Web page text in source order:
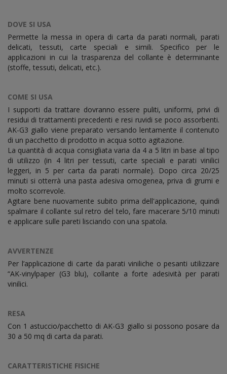
DOVE SI USA
Permette la messa in opera di carta da parati normali, parati
delicati, tessuti, carte speciali e simili. Specifico per le
applicazioni in cui la trasparenza del collante è determinante
(stoffe, tessuti, delicati, etc.).
COME SI USA
I supporti da trattare dovranno essere puliti, uniformi, privi di
residui di trattamenti precedenti e resi ruvidi se poco assorbenti.
AK-G3 giallo viene preparato versando lentamente il contenuto
di un pacchetto di prodotto in acqua sotto agitazione.
La quantità di acqua consigliata varia da 4 a 5 litri in base al tipo
di utilizzo (in 4 litri per tessuti, carte speciali e parati vinilici
leggeri, in 5 per carta da parati normale). Dopo circa 20/25
minuti si otterrà una pasta adesiva omogenea, priva di grumi e
molto scorrevole.
Agitare bene nuovamente subito prima dell'applicazione, quindi
spalmare il collante sul retro del telo, fare macerare 5/10 minuti
e applicare sulle pareti lisciando con una spatola.
AVVERTENZE
Per l’applicazione di carte da parati viniliche o pesanti utilizzare
“AK-vinylpaper (G3 blu), collante a forte adesività per parati
vinilici.
RESA
Con 1 astuccio/pacchetto di AK-G3 giallo si possono posare da
30 a 50 mq di carta da parati.
CARATTERISTICHE FISICHE